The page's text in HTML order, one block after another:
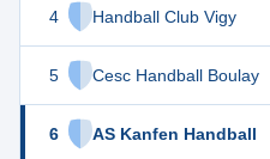
4 Handball Club Vigy
5 Cesc Handball Boulay
6 AS Kanfen Handball
43
42 20
38 20